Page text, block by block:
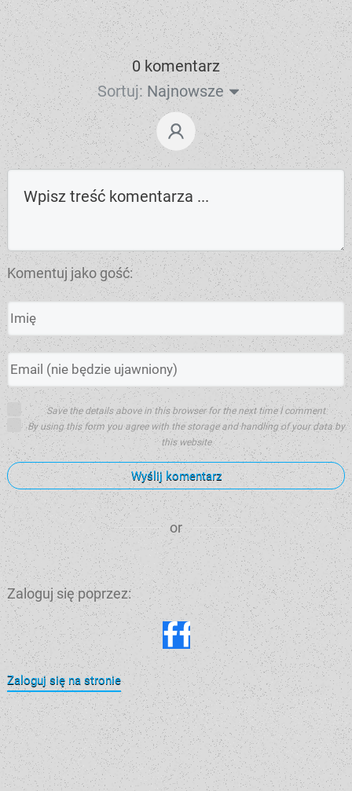
0 komentarz
Sortuj: Najnowsze
Komentuj jako gość:
Save the details above in this browser for the next time I comment
By using this form you agree with the storage and handling of your data by
this website
Wyślij komentarz
or
Zaloguj się poprzez:
Zaloguj się na stronie